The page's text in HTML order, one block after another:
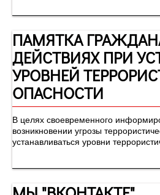
ПАМЯТКА
ДЕЙСТВИЯХ ПРИ
УРОВНЕЙ
ОПАСНОСТИ
В целях своевременного
возникновении угрозы
устанавливаться уровни